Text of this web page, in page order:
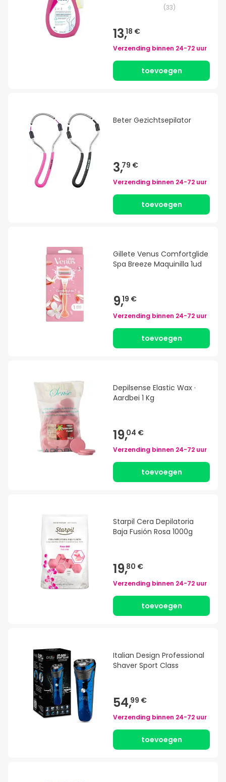
(33)
13,18 €
Verzending binnen 24-72 uur
toevoegen
Beter Gezichtsepilator
3,79 €
Verzending binnen 24-72 uur
toevoegen
Gillete Venus Comfortglide
Spa Breeze Maquinilla 1ud
9,19 €
Verzending binnen 24-72 uur
toevoegen
Depilsense Elastic Wax ·
Aardbei 1 Kg
19,04 €
Verzending binnen 24-72 uur
toevoegen
Starpil Cera Depilatoria
Baja Fusión Rosa 1000g
19,80 €
Verzending binnen 24-72 uur
toevoegen
Italian Design Professional
Shaver Sport Class
54,99 €
Verzending binnen 24-72 uur
toevoegen